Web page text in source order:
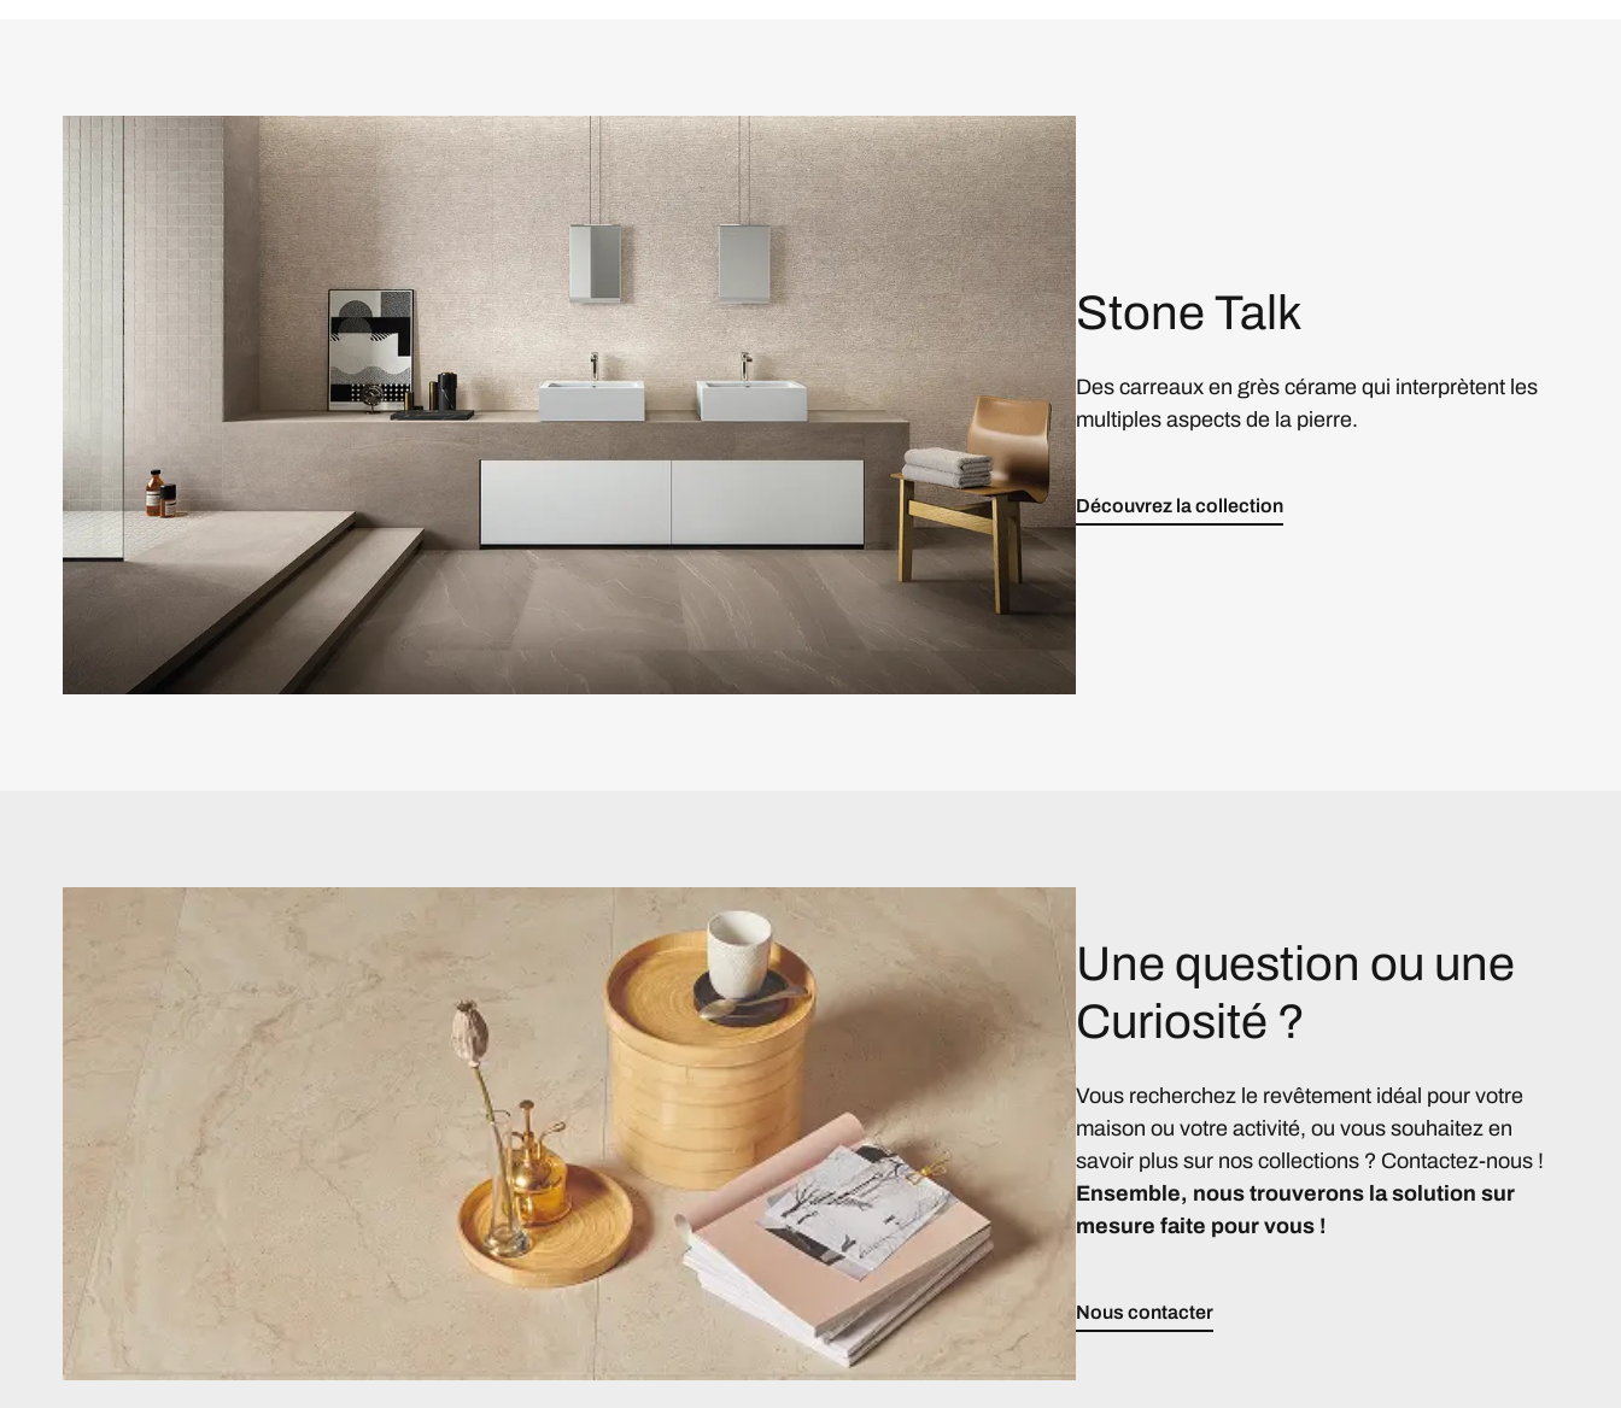
Stone Talk
Des carreaux en grès cérame qui interprètent les
multiples aspects de la pierre.
Découvrez la collection
Une question ou une
Curiosité ?
Vous recherchez le revêtement idéal pour votre
maison ou votre activité, ou vous souhaitez en
savoir plus sur nos collections ? Contactez-nous !
Ensemble, nous trouverons la solution sur
mesure faite pour vous !
Nous contacter